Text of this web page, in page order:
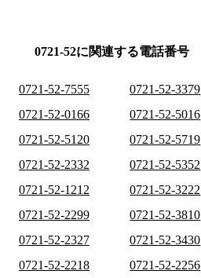
0721-52に関連する電話番号
0721-52-7555 0721-52-3379
0721-52-0166
0721-52-5016
0721-52-5120
0721-52-5719
0721-52-2332
0721-52-5352
0721-52-1212
0721-52-3222
0721-52-2299
0721-52-3810
0721-52-2327
0721-52-3430
0721-52-2218
0721-52-2256